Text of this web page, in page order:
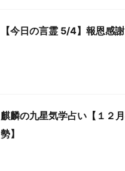
【今日の言霊 5/4】報恩感謝
麒麟の九星気学占い【１２
勢】